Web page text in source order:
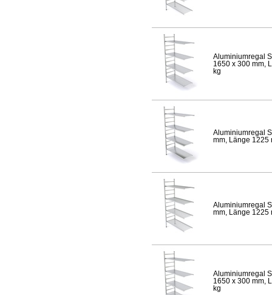
Aluminiumregal
1650 x 300 mm,
kg
Aluminiumregal
mm, Länge 1225
Aluminiumregal
mm, Länge 1225
Aluminiumregal
1650 x 300 mm,
kg